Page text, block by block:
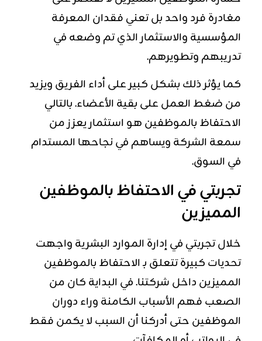
مغادرة فرد واحد بل تعني فقدان المعرفة
المؤسسية والاستثمار الذي تم وضعه في
تدريبهم وتطويرهم.
كما يؤثر ذلك بشكل كبير على أداء الفريق ويزيد
من ضغط العمل على بقية الأعضاء. بالتالي
الاحتفاظ بالموظفين هو استثمار يعزز من
سمعة الشركة ويساهم في نجاحها المستدام
في السوق.
تجربتي في الاحتفاظ بالموظفين
المميزين
خلال تجربتي في إدارة الموارد البشرية واجهت
تحديات كبيرة تتعلق بـ الاحتفاظ بالموظفين
المميزين داخل شركتنا. في البداية كان من
الصعب فهم الأسباب الكامنة وراء دوران
الموظفين حتى أدركنا أن السبب لا يكمن فقط